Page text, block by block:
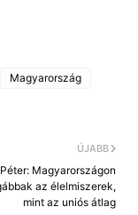
Magyarország
ÚJABB
Magyarországon
az élelmiszerek,
mint az uniós átlag